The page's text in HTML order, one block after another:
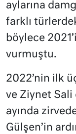
aylarına
farklı
böylece
vurmuştu.
2022’nin ilk
ve Ziynet Sali
ayında
Gülşen’in